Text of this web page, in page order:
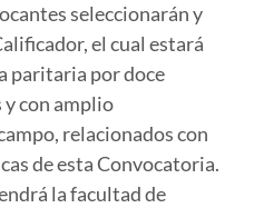
seleccionarán y
el cual estará
paritaria por doce
y con amplio
relacionados con
de esta Convocatoria.
la facultad de